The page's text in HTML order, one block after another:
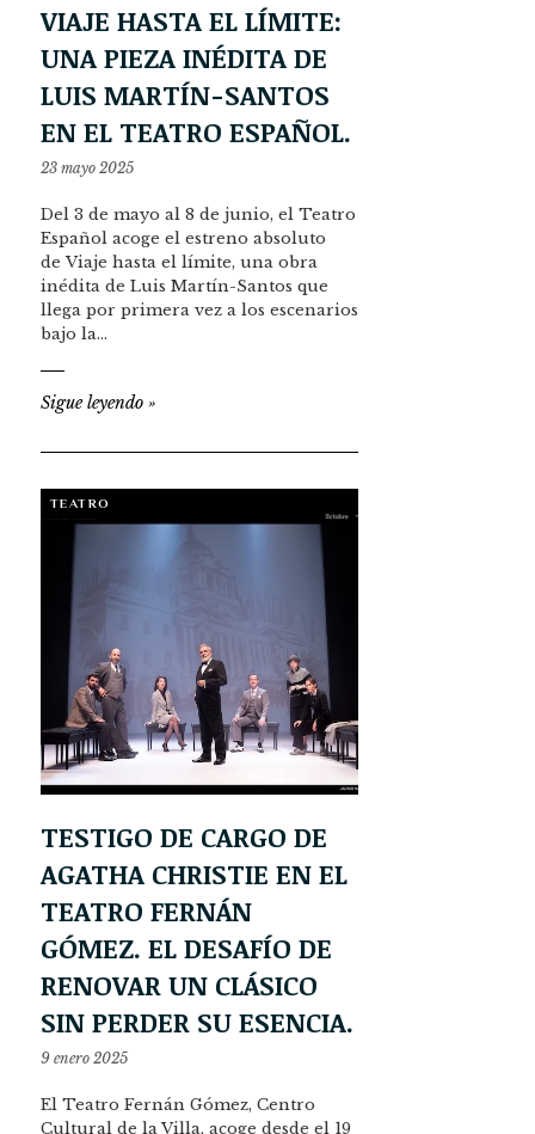
VIAJE HASTA EL LÍMITE:
UNA PIEZA INÉDITA DE
LUIS MARTÍN-SANTOS
EN EL TEATRO ESPAÑOL.
23 mayo 2025
Del 3 de mayo al 8 de junio, el Teatro
Español acoge el estreno absoluto
de Viaje hasta el límite, una obra
inédita de Luis Martín-Santos que
llega por primera vez a los escenarios
bajo la…
Sigue leyendo »
TEATRO
TESTIGO DE CARGO DE
AGATHA CHRISTIE EN EL
TEATRO FERNÁN
GÓMEZ. EL DESAFÍO DE
RENOVAR UN CLÁSICO
SIN PERDER SU ESENCIA.
9 enero 2025
El Teatro Fernán Gómez, Centro
Cultural de la Villa, acoge desde el 19